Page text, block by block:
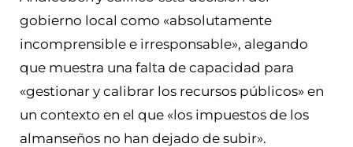
gobierno local como «absolutamente
incomprensible e irresponsable», alegando
que muestra una falta de capacidad para
«gestionar y calibrar los recursos públicos» en
un contexto en el que «los impuestos de los
almanseños no han dejado de subir».